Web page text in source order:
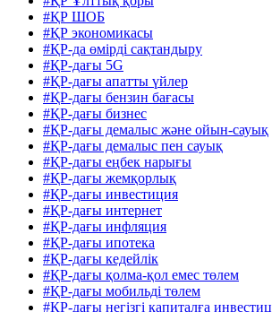
#ҚР ШОБ
#ҚР экономикасы
#ҚР-да өмірді сақтандыру
#ҚР-дағы 5G
#ҚР-дағы апатты үйлер
#ҚР-дағы бензин бағасы
#ҚР-дағы бизнес
#ҚР-дағы демалыс және ойын-сауық
#ҚР-дағы демалыс пен сауық
#ҚР-дағы еңбек нарығы
#ҚР-дағы жемқорлық
#ҚР-дағы инвестиция
#ҚР-дағы интернет
#ҚР-дағы инфляция
#ҚР-дағы ипотека
#ҚР-дағы кедейлік
#ҚР-дағы қолма-қол емес төлем
#ҚР-дағы мобильді төлем
#ҚР-дағы негізгі капиталға